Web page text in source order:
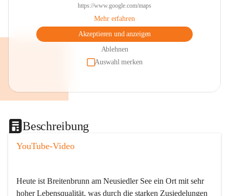
https://www.google.com/maps
Mehr erfahren
Akzeptieren und anzeigen
Ablehnen
Auswahl merken
Beschreibung
YouTube-Video
Heute ist Breitenbrunn am Neusiedler See ein Ort mit sehr
hoher Lebensqualität, was durch die starken Zusiedelungen